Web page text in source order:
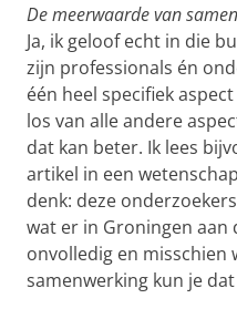
De meerwaarde van
Ja, ik geloof echt in die
zijn professionals én
één heel specifiek
los van alle andere
dat kan beter. Ik lees
artikel in een
denk: deze
wat er in Groningen aan
onvolledig en misschien
samenwerking kun je